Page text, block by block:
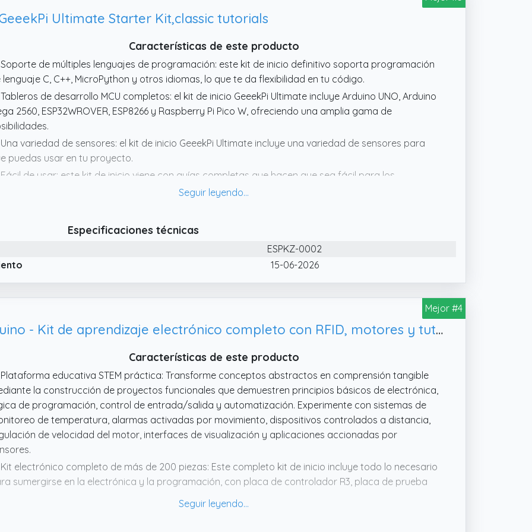
Ultimate Starter Kit,classic tutorials
Características de este producto
de múltiples lenguajes de programación: este kit de inicio definitivo soporta programación
lenguaje C, C++, MicroPython y otros idiomas, lo que te da flexibilidad en tu código.
de desarrollo MCU completos: el kit de inicio GeeekPi Ultimate incluye Arduino UNO, Arduino
2560, ESP32WROVER, ESP8266 y Raspberry Pi Pico W, ofreciendo una amplia gama de
variedad de sensores: el kit de inicio GeeekPi Ultimate incluye una variedad de sensores para
puedas usar en tu proyecto.
de usar: este kit de inicio viene con guías completas que hacen que sea fácil para los
aprender y comenzar a construir sus propios proyectos.
tarjeta y el código de ejemplo correspondiente también se puede acceder desde el enlace GitHub.
enlace URL se proporciona para un fácil acceso.y el enlace se actualizará de vez en cuando,
que los usuarios puedan continuar accediendo a nuevos tutoriales y recursos.
Especificaciones técnicas
ESPKZ-0002
15-06-2026
Mejor #4
R3 Super Starter Kit para Arduino - Kit de aprendizaje electrónico completo con RFID, motores y tutoriales (UNO-1)
Características de este producto
educativa STEM práctica: Transforme conceptos abstractos en comprensión tangible
la construcción de proyectos funcionales que demuestren principios básicos de electrónica,
de programación, control de entrada/salida y automatización. Experimente con sistemas de
de temperatura, alarmas activadas por movimiento, dispositivos controlados a distancia,
de velocidad del motor, interfaces de visualización y aplicaciones accionadas por
electrónico completo de más de 200 piezas: Este completo kit de inicio incluye todo lo necesario
sumergirse en la electrónica y la programación, con placa de controlador R3, placa de prueba
830 puntos, pantalla LCD1602, motor paso a paso con controlador ULN2003, servomotores, sensor
temperatura/humedad, receptor IR, módulos de relé, fuente de alimentación y una extensa tarjeta